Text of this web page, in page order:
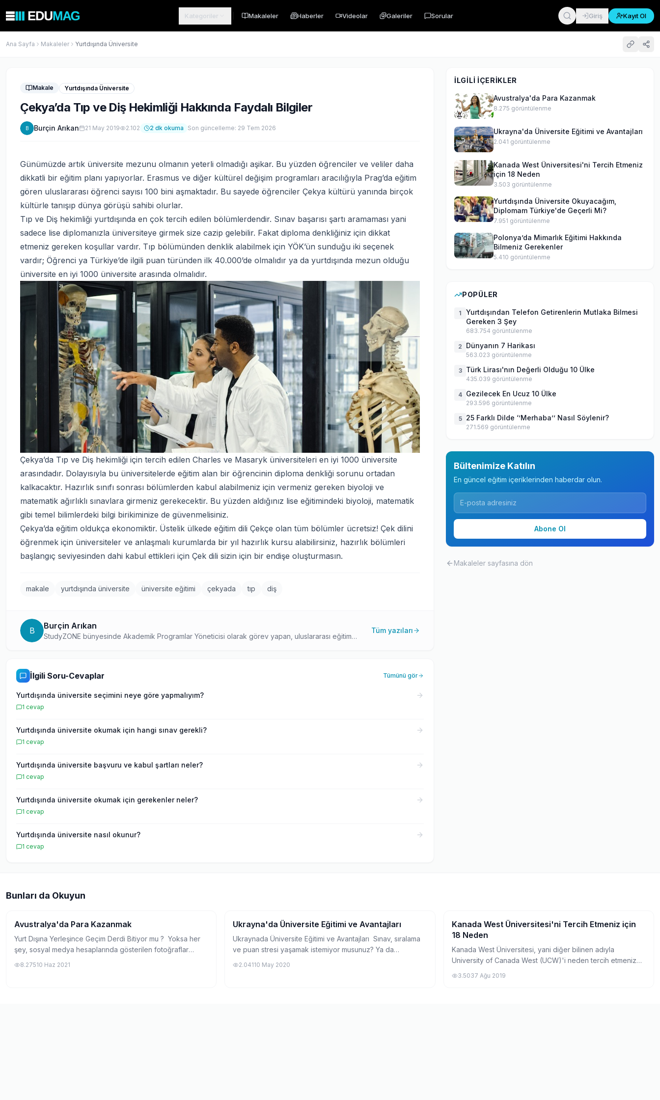
Kategoriler Makaleler Haberler Videolar Galeriler Sorular Giriş Kayıt Ol
Ana Sayfa Makaleler Yurtdışında Üniversite
Makale Yurtdışında Üniversite
Çekya’da Tıp ve Diş Hekimliği Hakkında Faydalı Bilgiler
B Burçin Arıkan 21 May 2019 2.102 2 dk okuma Son güncelleme: 29 Tem 2026
Günümüzde artık üniversite mezunu olmanın yeterli olmadığı aşikar. Bu yüzden öğrenciler ve veliler daha
dikkatli bir eğitim planı yapıyorlar. Erasmus ve diğer kültürel değişim programları aracılığıyla Prag’da eğitim
gören uluslararası öğrenci sayısı 100 bini aşmaktadır. Bu sayede öğrenciler Çekya kültürü yanında birçok
kültürle tanışıp dünya görüşü sahibi olurlar.
Tıp ve Diş hekimliği yurtdışında en çok tercih edilen bölümlerdendir. Sınav başarısı şartı aramaması yani
sadece lise diplomanızla üniversiteye girmek size cazip gelebilir. Fakat diploma denkliğiniz için dikkat
etmeniz gereken koşullar vardır. Tıp bölümünden denklik alabilmek için YÖK’ün sunduğu iki seçenek
vardır; Öğrenci ya Türkiye’de ilgili puan türünden ilk 40.000’de olmalıdır ya da yurtdışında mezun olduğu
üniversite en iyi 1000 üniversite arasında olmalıdır.
Çekya’da Tıp ve Diş hekimliği için tercih edilen Charles ve Masaryk üniversiteleri en iyi 1000 üniversite
arasındadır. Dolayısıyla bu üniversitelerde eğitim alan bir öğrencinin diploma denkliği sorunu ortadan
kalkacaktır. Hazırlık sınıfı sonrası bölümlerden kabul alabilmeniz için vermeniz gereken biyoloji ve
matematik ağırlıklı sınavlara girmeniz gerekecektir. Bu yüzden aldığınız lise eğitimindeki biyoloji, matematik
gibi temel bilimlerdeki bilgi birikiminize de güvenmelisiniz.
Çekya’da eğitim oldukça ekonomiktir. Üstelik ülkede eğitim dili Çekçe olan tüm bölümler ücretsiz! Çek dilini
öğrenmek için üniversiteler ve anlaşmalı kurumlarda bir yıl hazırlık kursu alabilirsiniz, hazırlık bölümleri
başlangıç seviyesinden dahi kabul ettikleri için Çek dili sizin için bir endişe oluşturmasın.
makale yurtdışında üniversite üniversite eğitimi çekyada tıp diş
B Burçin Arıkan
StudyZONE bünyesinde Akademik Programlar Yöneticisi olarak görev yapan, uluslararası eğitim
Tüm yazıları
İlgili Soru-Cevaplar Tümünü gör
Yurtdışında üniversite seçimini neye göre yapmalıyım?
1 cevap
Yurtdışında üniversite okumak için hangi sınav gerekli?
1 cevap
Yurtdışında üniversite başvuru ve kabul şartları neler?
1 cevap
Yurtdışında üniversite okumak için gerekenler neler?
1 cevap
Yurtdışında üniversite nasıl okunur?
1 cevap
İLGILI İÇERIKLER
Avustralya'da Para Kazanmak
8.275 görüntülenme
Ukrayna'da Üniversite Eğitimi ve Avantajları
2.041 görüntülenme
Kanada West Üniversitesi'ni Tercih Etmeniz
için 18 Neden
3.503 görüntülenme
Yurtdışında Üniversite Okuyacağım,
Diplomam Türkiye'de Geçerli Mi?
7.951 görüntülenme
Polonya’da Mimarlık Eğitimi Hakkında
Bilmeniz Gerekenler
5.410 görüntülenme
POPÜLER
1
Yurtdışından Telefon Getirenlerin Mutlaka Bilmesi
Gereken 3 Şey
683.754 görüntülenme
2 Dünyanın 7 Harikası
563.023 görüntülenme
3 Türk Lirası'nın Değerli Olduğu 10 Ülke
435.039 görüntülenme
4 Gezilecek En Ucuz 10 Ülke
293.596 görüntülenme
5 25 Farklı Dilde ‘’Merhaba’’ Nasıl Söylenir?
271.569 görüntülenme
Bültenimize Katılın
En güncel eğitim içeriklerinden haberdar olun.
Abone Ol
Makaleler sayfasına dön
Bunları da Okuyun
Yurtdışında Üniversite
Avustralya'da Para Kazanmak
Yurt Dışına Yerleşince Geçim Derdi Bitiyor mu ? Yoksa her
şey, sosyal medya hesaplarında gösterilen fotoğraflar
8.27510 Haz 2021
Yurtdışında Üniversite
Ukrayna'da Üniversite Eğitimi ve Avantajları
Ukraynada Üniversite Eğitimi ve Avantajları Sınav, sıralama
ve puan stresi yaşamak istemiyor musunuz? Ya da
Kariyerinizde farklılık mı yaratmak...
2.04110 May 2020
Yurtdışında Üniversite
Kanada West Üniversitesi'ni Tercih Etmeniz için
18 Neden
Kanada West Üniversitesi, yani diğer bilinen adıyla
University of Canada West (UCW)'i neden tercih etmeniz
Kanada West Üniversitesi? 1. Kanada...
3.5037 Ağu 2019